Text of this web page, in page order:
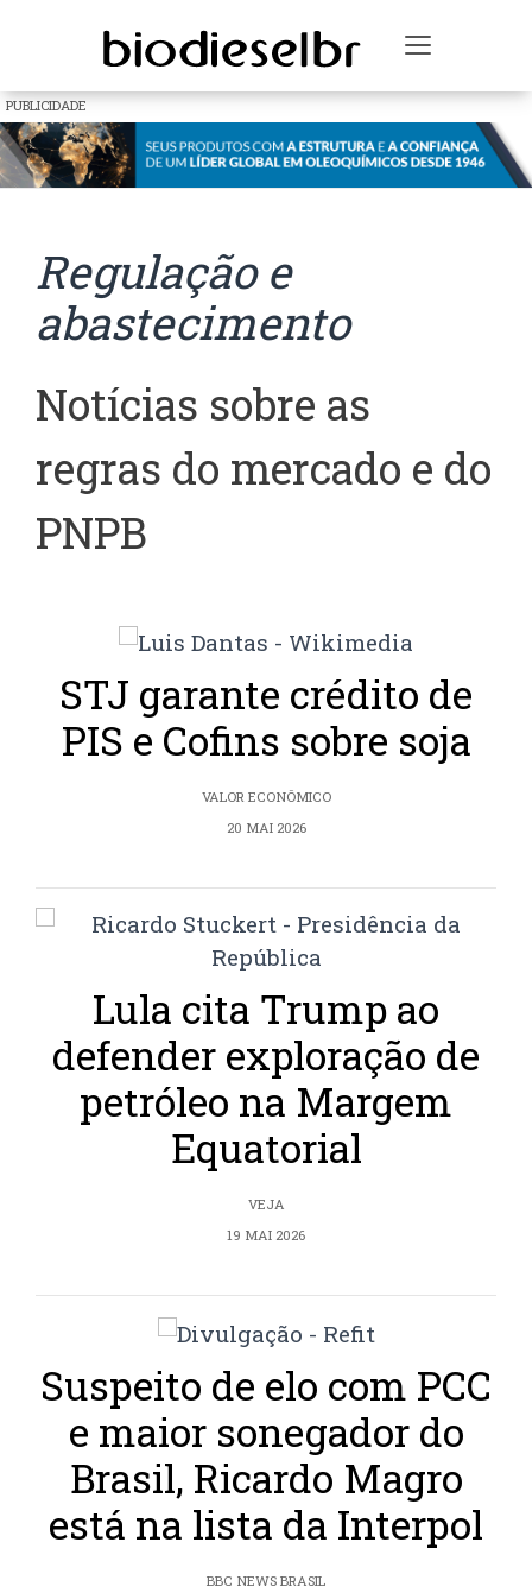
Toggle
PUBLICIDADE
Regulação e
abastecimento
Notícias sobre as
regras do mercado e do
PNPB
STJ garante crédito de
PIS e Cofins sobre soja
VALOR ECONÔMICO
20 MAI 2026
Lula cita Trump ao
defender exploração de
petróleo na Margem
Equatorial
VEJA
19 MAI 2026
Suspeito de elo com PCC
e maior sonegador do
Brasil, Ricardo Magro
está na lista da Interpol
BBC NEWS BRASIL